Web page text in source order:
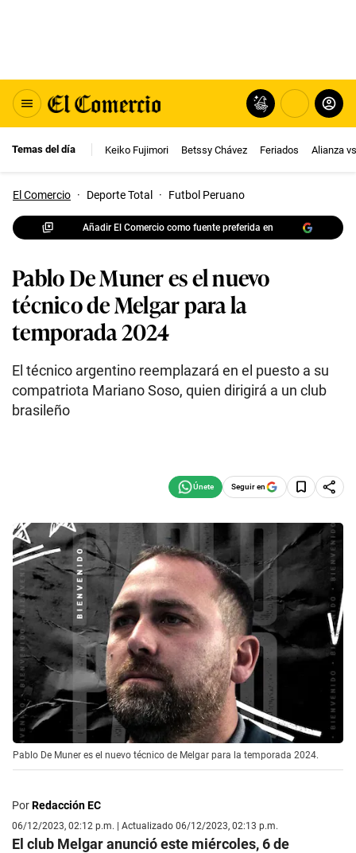
Temas del día Keiko Fujimori Betssy Chávez Feriados Alianza
El Comercio · Deporte Total · Futbol Peruano
Añadir El Comercio como fuente preferida en
Pablo De Muner es el nuevo
técnico de Melgar para la
temporada 2024
El técnico argentino reemplazará en el puesto a su
compatriota Mariano Soso, quien dirigirá a un club
brasileño
Seguir en
Pablo De Muner es el nuevo técnico de Melgar para la temporada 2024.
PorRedacción EC
06/12/2023, 02:12 p.m. | Actualizado 06/12/2023, 02:13 p.m.
El club Melgar anunció este miércoles, 6 de